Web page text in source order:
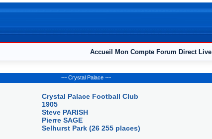
Accueil Mon Compte Forum Direct Live
~~ Crystal Palace ~~
Crystal Palace Football Club
1905
Steve PARISH
Pierre SAGE
Selhurst Park (26 255 places)